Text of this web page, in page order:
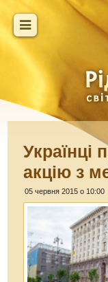
Українці
акцію з
05 червня 2015 о 10:00